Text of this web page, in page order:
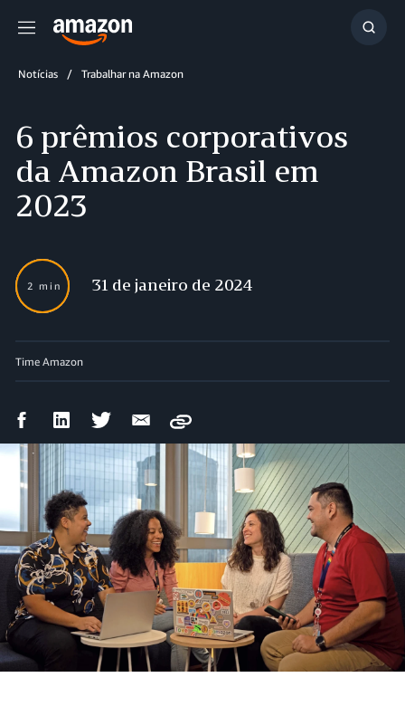
Menu
Notícias Trabalhar na Amazon
6 prêmios corporativos
da Amazon Brasil em
2023
2 min 31 de janeiro de 2024
Time Amazon
Compartilhar
Facebook
Compartilhar
LinkedIn
Compartilhar
Twitter
Compartilhar
e-
mail
Copy